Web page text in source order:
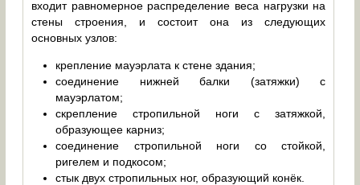
входит равномерное распределение веса нагрузки на
стены строения, и состоит она из следующих
основных узлов:
крепление мауэрлата к стене здания;
соединение нижней балки (затяжки) с
мауэрлатом;
скрепление стропильной ноги с затяжкой,
образующее карниз;
соединение стропильной ноги со стойкой,
ригелем и подкосом;
стык двух стропильных ног, образующий конёк.